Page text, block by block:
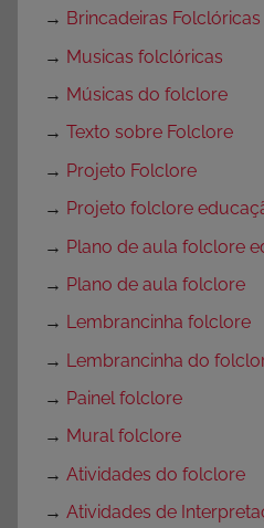
→ Brincadeiras Folclóricas
→ Musicas folclóricas
→ Músicas do folclore
→ Texto sobre Folclore
→ Projeto Folclore
→ Projeto folclore
→ Plano de aula folclore
→ Plano de aula folclore
→ Lembrancinha folclore
→ Lembrancinha do
→ Painel folclore
→ Mural folclore
→ Atividades do folclore
→ Atividades de